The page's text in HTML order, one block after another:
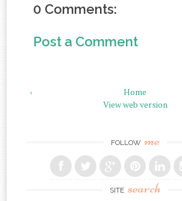
0 Comments:
Post a Comment
‹
Home
View web version
FOLLOW me
SITE search